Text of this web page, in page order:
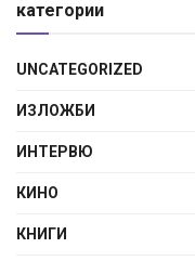
категории
UNCATEGORIZED
ИЗЛОЖБИ
ИНТЕРВЮ
КИНО
КНИГИ